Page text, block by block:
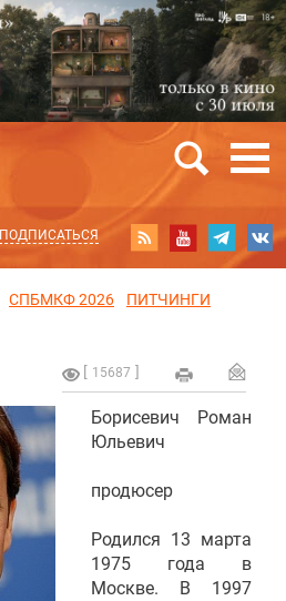
ПОДПИСАТЬСЯ
СПБМКФ 2026
ПИТЧИНГИ
15687
Борисевич Роман
Юльевич
продюсер
Родился 13 марта
1975 года в
Москве. В 1997